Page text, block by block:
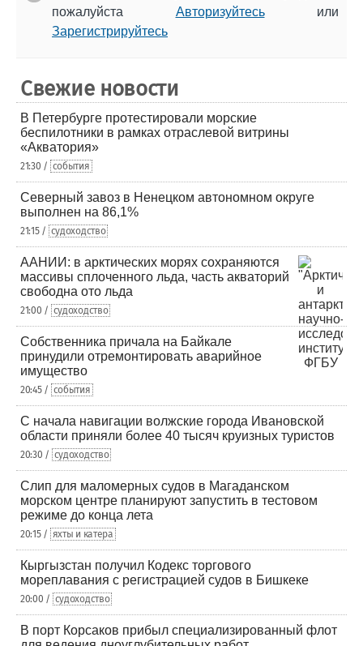
пожалуйста Авторизуйтесьили
Зарегистрируйтесь
Свежие новости
В Петербурге протестировали морские
беспилотники в рамках отраслевой витрины
«Акватория»
21:30 / события
Северный завоз в Ненецком автономном округе
выполнен на 86,1%
21:15 / судоходство
ААНИИ: в арктических морях сохраняются
массивы сплоченного льда, часть акваторий
свободна ото льда
21:00 / судоходство
Собственника причала на Байкале
принудили отремонтировать аварийное
имущество
20:45 / события
С начала навигации волжские города Ивановской
области приняли более 40 тысяч круизных туристов
20:30 / судоходство
Слип для маломерных судов в Магаданском
морском центре планируют запустить в тестовом
режиме до конца лета
20:15 / яхты и катера
Кыргызстан получил Кодекс торгового
мореплавания с регистрацией судов в Бишкеке
20:00 / судоходство
В порт Корсаков прибыл специализированный флот